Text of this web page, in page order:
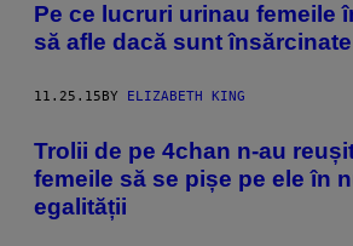
Pe ce lucruri urinau femeile
să afle dacă sunt însărcinate
11.25.15 BY ELIZABETH KING
​Trolii de pe 4chan n-au
femeile să se pișe pe ele în
egalității